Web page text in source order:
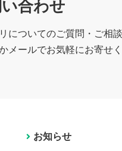
合わせ
についてのご質問・ご相談
メールでお気軽にお寄せく
お知らせ